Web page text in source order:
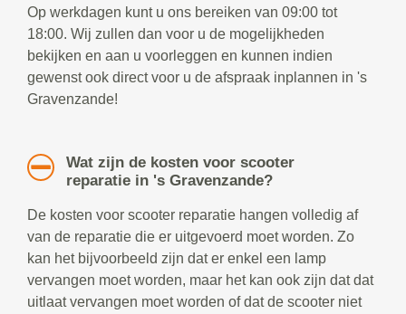
Op werkdagen kunt u ons bereiken van 09:00 tot
18:00. Wij zullen dan voor u de mogelijkheden
bekijken en aan u voorleggen en kunnen indien
gewenst ook direct voor u de afspraak inplannen in 's
Gravenzande!
Wat zijn de kosten voor scooter
reparatie in 's Gravenzande?
De kosten voor scooter reparatie hangen volledig af
van de reparatie die er uitgevoerd moet worden. Zo
kan het bijvoorbeeld zijn dat er enkel een lamp
vervangen moet worden, maar het kan ook zijn dat dat
uitlaat vervangen moet worden of dat de scooter niet